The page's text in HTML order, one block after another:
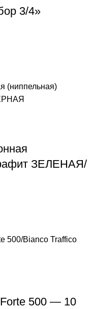
3/4»
ЗЕЛЕНАЯ/
500 — 10